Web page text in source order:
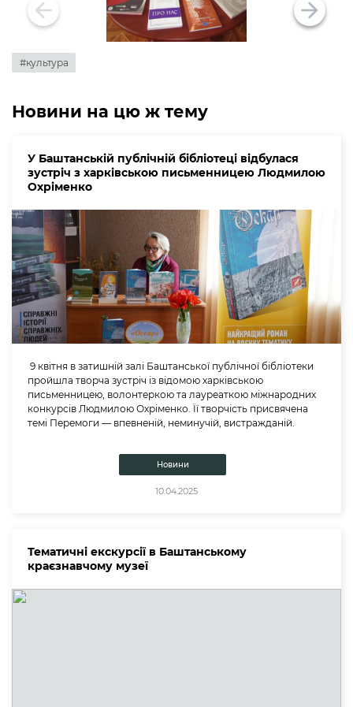
#культура
Новини на цю ж тему
У Баштанській публічній бібліотеці відбулася
зустріч з харківською письменницею Людмилою
Охріменко
9 квітня в затишній залі Баштанської публічної бібліотеки
пройшла творча зустріч із відомою харківською
письменницею, волонтеркою та лауреаткою міжнародних
конкурсів Людмилою Охріменко. Її творчість присвячена
темі Перемоги — впевненій, неминучій, вистражданій.
Новини
10.04.2025
Тематичні екскурсії в Баштанському
краєзнавчому музеї